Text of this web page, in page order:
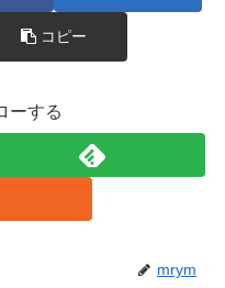
コピー
ーする
mrym